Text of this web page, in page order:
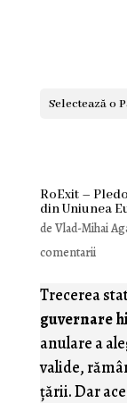
Selectează o
RoExit –
din Uniunea
de Vlad-Mihai
comentarii
Trecerea
guvernare
anulare a
valide,
ţării. Dar